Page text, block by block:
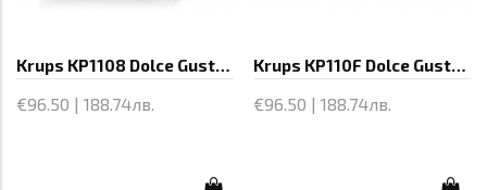
Krups KP1108 Dolce Gusto OBLO, Espresso
€96.50 | 188.74лв.
Krups KP110F Dolce Gusto OBLO, Espresso
€96.50 | 188.74лв.